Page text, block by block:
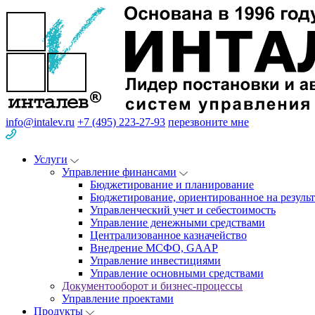
info@intalev.ru +7 (495) 223-27-93 перезвоните мне
Услуги
Управление финансами
Бюджетирование и планирование
Бюджетирование, ориентированное на
Управленческий учет и себестоимость
Управление денежными средствами
Централизованное казначейство
Внедрение МСФО, GAAP
Управление инвестициями
Управление основными средствами
Документооборот и бизнес-процессы
Управление проектами
Продукты